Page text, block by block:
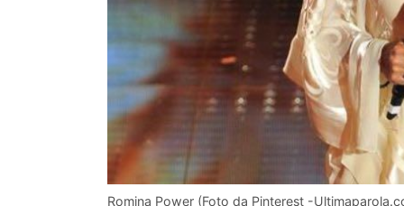
Romina Power (Foto da Pinterest -